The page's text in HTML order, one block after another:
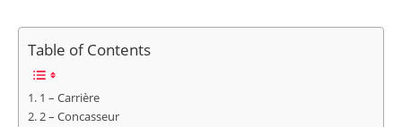
Table of Contents
1 – Carrière
2 – Concasseur